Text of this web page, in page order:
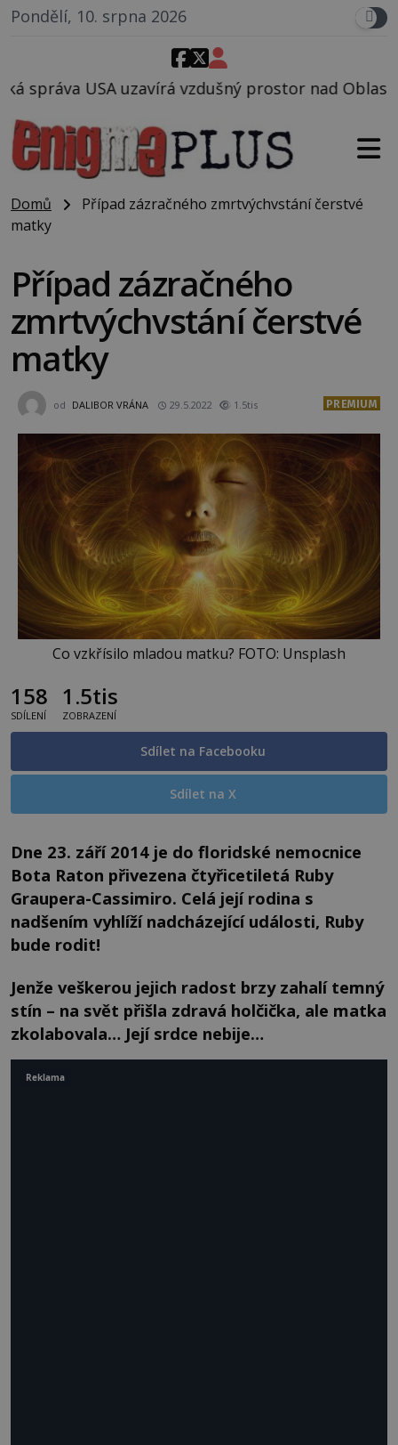
Pondělí, 10. srpna 2026
prostor nad Oblastí 51, mohlo to souviset
Domů
Případ zázračného zmrtvýchvstání čerstvé
matky
Případ zázračného
zmrtvýchvstání čerstvé
matky
od DALIBOR VRÁNA 29.5.2022 1.5tis PREMIUM
Co vzkřísilo mladou matku? FOTO: Unsplash
158
SDÍLENÍ
1.5tis
ZOBRAZENÍ
Sdílet na Facebooku
Sdílet na X
Dne 23. září 2014 je do floridské nemocnice
Bota Raton přivezena čtyřicetiletá Ruby
Graupera-Cassimiro. Celá její rodina s
nadšením vyhlíží nadcházející události, Ruby
bude rodit!
Jenže veškerou jejich radost brzy zahalí temný
stín – na svět přišla zdravá holčička, ale matka
zkolabovala… Její srdce nebije…
Reklama